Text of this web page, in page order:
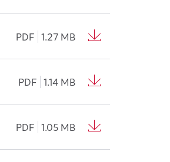
PDF 1.27 MB
PDF 1.14 MB
PDF 1.05 MB